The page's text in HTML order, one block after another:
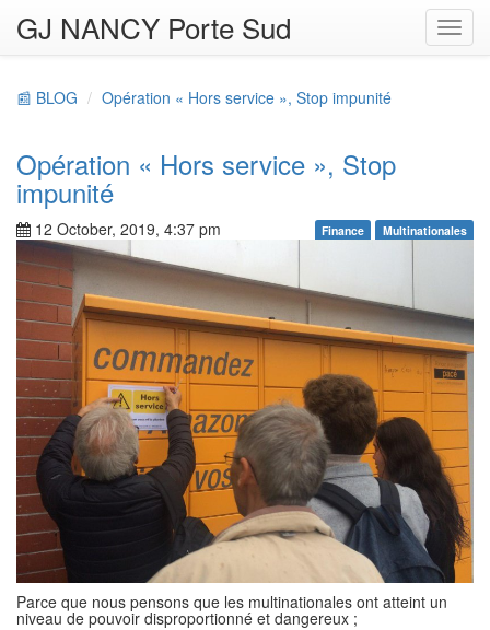
GJ NANCY Porte Sud
📰 BLOG Opération « Hors service », Stop impunité
Opération « Hors service », Stop
impunité
12 October, 2019, 4:37 pm Finance Multinationales
Parce que nous pensons que les multinationales ont atteint un
niveau de pouvoir disproportionné et dangereux ;